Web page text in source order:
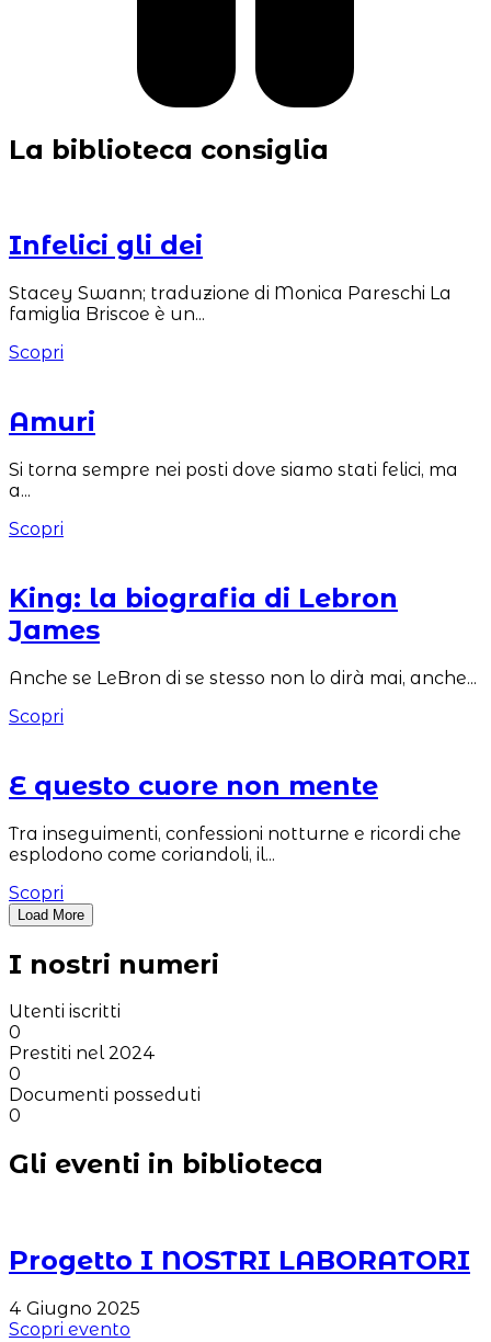
La biblioteca consiglia
Infelici gli dei
Stacey Swann; traduzione di Monica Pareschi La
famiglia Briscoe è un...
Scopri
Amuri
Si torna sempre nei posti dove siamo stati felici, ma
a...
Scopri
King: la biografia di Lebron
James
Anche se LeBron di se stesso non lo dirà mai, anche...
Scopri
E questo cuore non mente
Tra inseguimenti, confessioni notturne e ricordi che
esplodono come coriandoli, il...
Scopri
Load More
I nostri numeri
Utenti iscritti
0
Prestiti nel 2024
0
Documenti posseduti
0
Gli eventi in biblioteca
Progetto I NOSTRI LABORATORI
4 Giugno 2025
Scopri evento